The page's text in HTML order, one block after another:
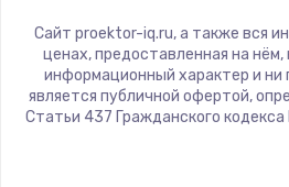
Замена
2600
Сайт proektor-iq.ru, а также вся
ценах, предоставленная на
информационный характер и ни
является публичной офертой,
Статьи 437 Гражданского